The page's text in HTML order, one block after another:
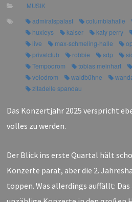
MUSIK
admiralspalast columbiahalle
huxleys
kaiser katy perry
live
max-schmeling-halle
privatclub
robbie sdp
Tempodrom
tobias meinhart
velodrom
waldbühne
zitadelle spandau
Das Konzertjahr 2025 verspricht
volles zu werden.
Der Blick ins erste Quartal hält
Konzerte parat, aber die 2.
toppen. Was allerdings auffällt: